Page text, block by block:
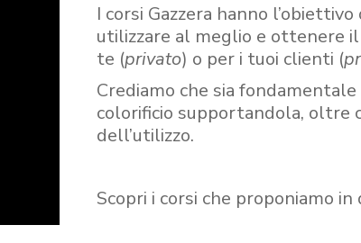
I corsi Gazzera hanno l’obiettivo
utilizzare al meglio e ottenere
te (privato) o per i tuoi clienti (
Crediamo che sia fondamentale
colorificio supportandola, oltre
dell’utilizzo.
Scopri i corsi che proponiamo